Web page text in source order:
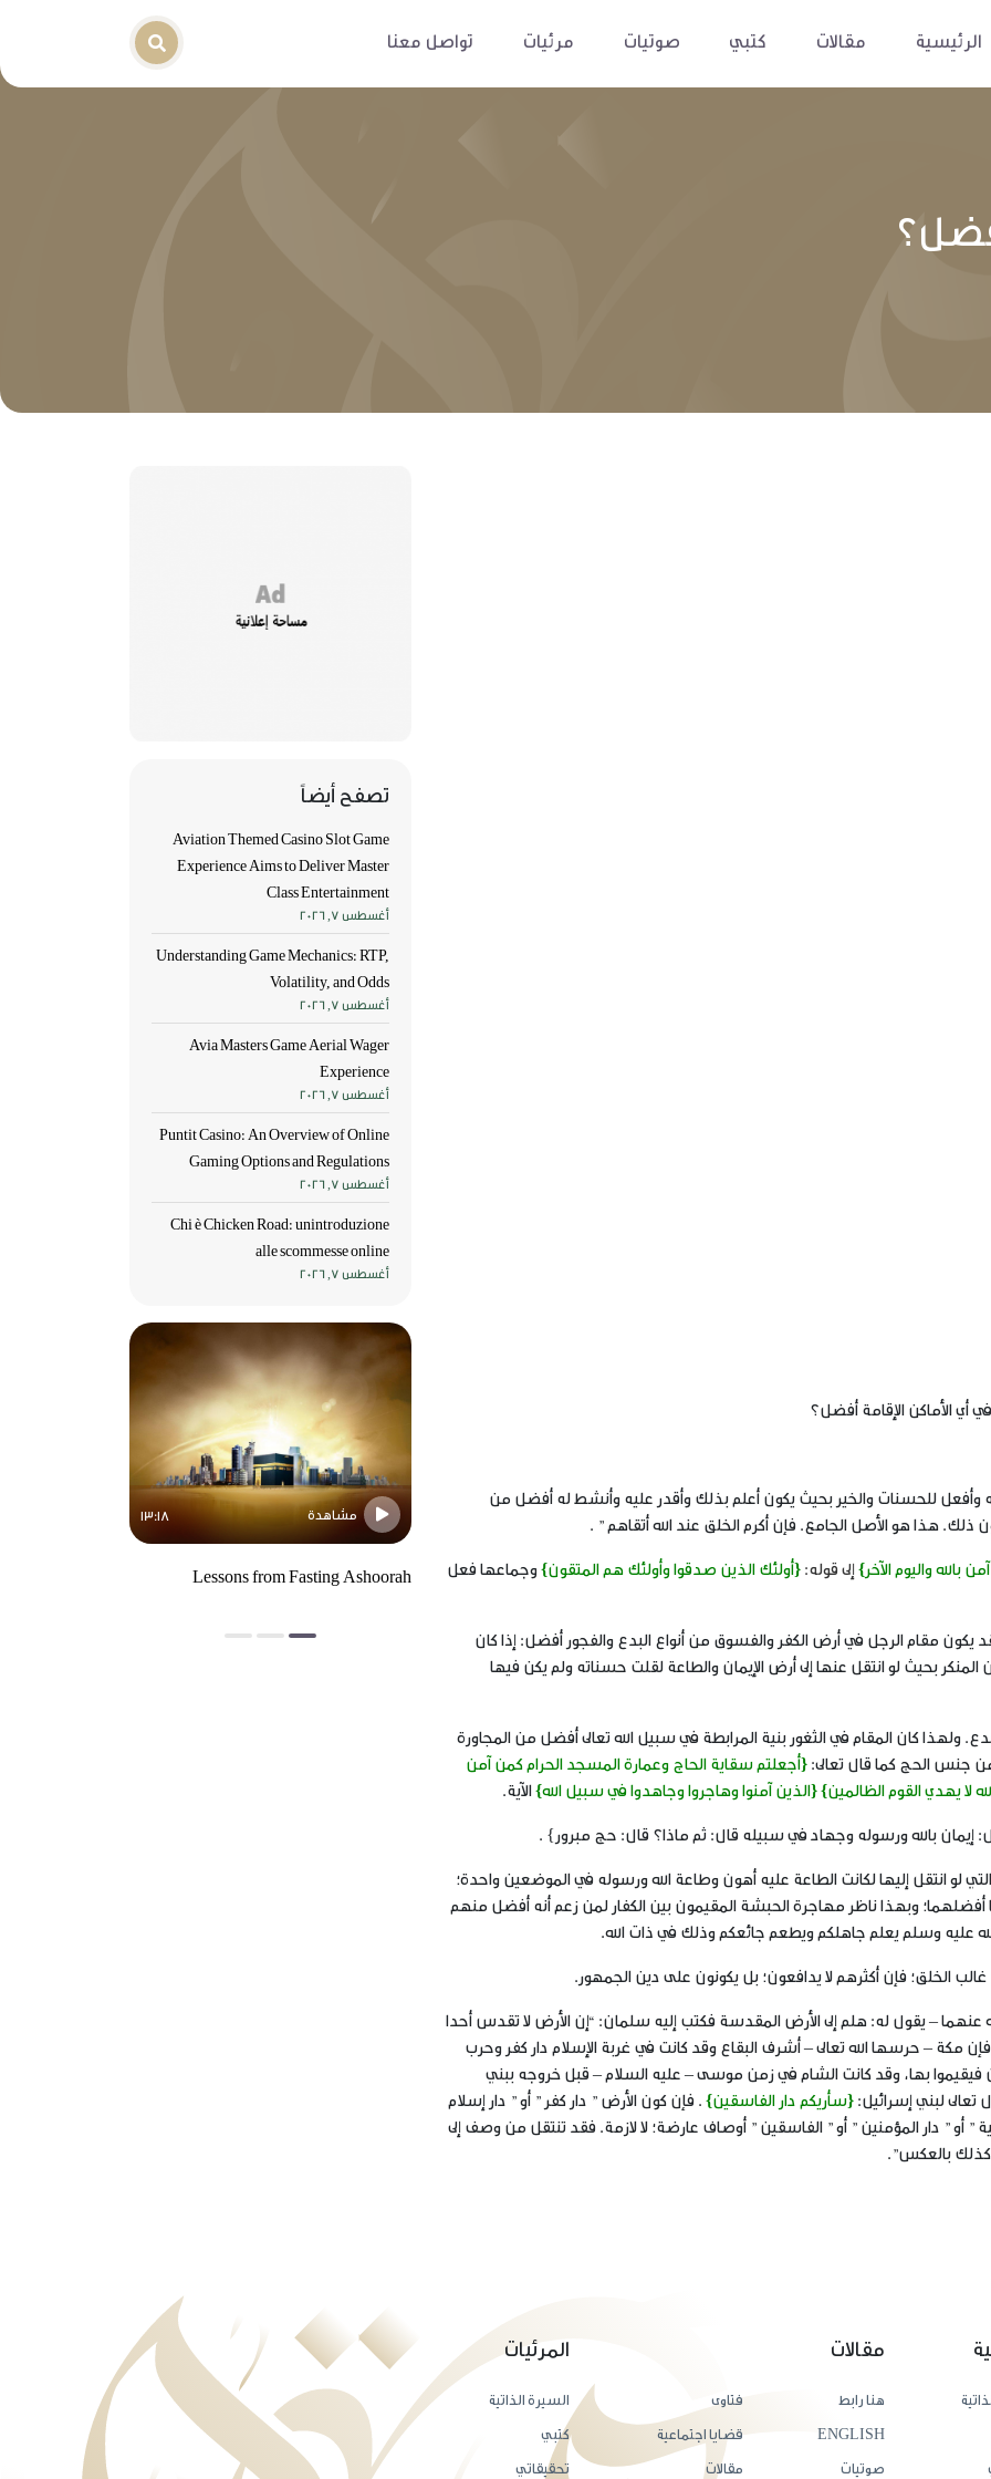
الرئيسية مقالات كتبي صوتيات مرئيات تواصل معنا
في أي الأماكن الإقامة أفضل؟
وأفعل للحسنات والخير بحيث يكون أعلم بذلك وأقدر عليه وأنشط له أفضل من
هذا هو الأصل الجامع. فإن أكرم الخلق عند الله أتقاهم ” .
بالله واليوم الآخر}إلى قوله:{أولئك الذين صدقوا وأولئك هم المتقون}وجماعها فعل
يكون مقام الرجل في أرض الكفر والفسوق من أنواع البدع والفجور أفضل: إذا كان
بحيث لو انتقل عنها إلى أرض الإيمان والطاعة لقلت حسناته ولم يكن فيها
ولهذا كان المقام في الثغور بنية المرابطة في سبيل الله تعالى أفضل من المجاورة
جنس الحج كما قال تعالى:{أجعلتم سقاية الحاج وعمارة المسجد الحرام كمن آمن
لا يهدي القوم الظالمين} {الذين آمنوا وهاجروا وجاهدوا في سبيل الله}الآية.
إيمان بالله ورسوله وجهاد في سبيلهقال: ثم ماذا؟ قال: حج مبرور} .
لو انتقل إليها لكانت الطاعة عليه أهون وطاعة الله ورسوله في الموضعين واحدة؛
وبهذا ناظر مهاجرة الحبشة المقيمون بين الكفار لمن زعم أنه أفضل منهم
عليه وسلم يعلم جاهلكم ويطعم جائعكم وذلك في ذات الله.
الخلق؛ فإن أكثرهم لا يدافعون؛ بل يكونون على دين الجمهور.
عنهما – يقول له: هلم إلى الأرض المقدسة فكتب إليه سلمان: “إن الأرض لا تقدس أحدا
مكة – حرسها الله تعالى – أشرف البقاع وقد كانت في غربة الإسلام دار كفر وحرب
فيقيموا بها، وقد كانت الشام في زمن موسى – عليه السلام – قبل خروجه ببني
تعالى لبني إسرائيل:{سأريكم دار الفاسقين}. فإن كون الأرض ” دار كفر ” أو ” دار إسلام
” أو ” دار المؤمنين ” أو ” الفاسقين ” أوصاف عارضة؛ لا لازمة. فقد تنتقل من وصف إلى
بالعكس”.
تصفح أيضاً
Aviation Themed Casino Slot Game
Experience Aims to Deliver Master
Class Entertainment
أغسطس 7, 2026
Understanding Game Mechanics: RTP,
Volatility, and Odds
أغسطس 7, 2026
Avia Masters Game Aerial Wager
Experience
أغسطس 7, 2026
Puntit Casino: An Overview of Online
Gaming Options and Regulations
أغسطس 7, 2026
Chi è Chicken Road: unintroduzione
alle scommesse online
أغسطس 7, 2026
مشاهدة 13:18
Lessons from Fasting Ashoorah
مقالات
هنا رابط
فتاوى
ENGLISH
قضايا اجتماعية
صوتيات
مقالات
المرئيات
السيرة الذاتية
كتبي
تحقيقاتي